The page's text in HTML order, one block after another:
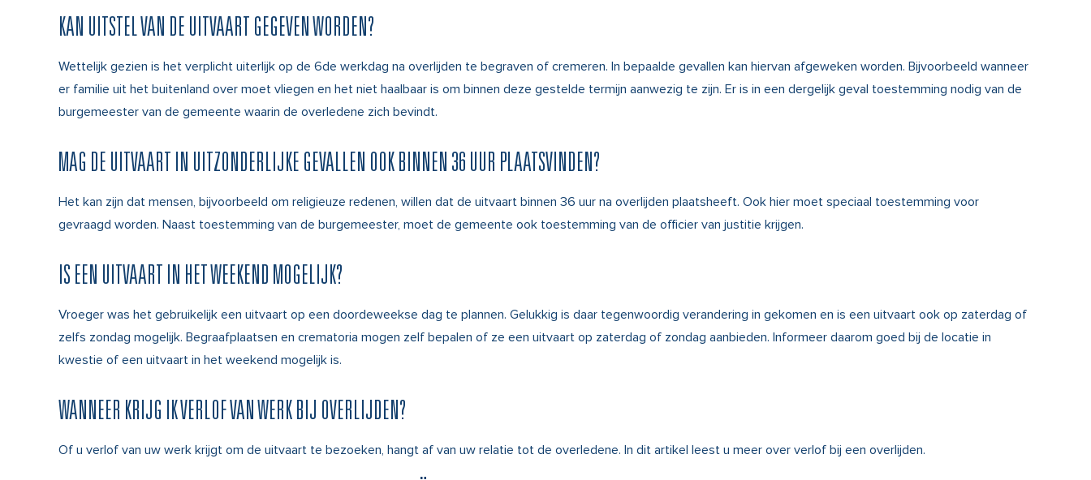
KAN UITSTEL VAN DE UITVAART GEGEVEN WORDEN?
Wettelijk gezien is het verplicht uiterlijk op de 6de werkdag na overlijden te begraven of cremeren. In bepaalde gevallen kan hiervan afgeweken worden. Bijvoorbeeld wanneer
er familie uit het buitenland over moet vliegen en het niet haalbaar is om binnen deze gestelde termijn aanwezig te zijn. Er is in een dergelijk geval toestemming nodig van de
burgemeester van de gemeente waarin de overledene zich bevindt.
MAG DE UITVAART IN UITZONDERLIJKE GEVALLEN OOK BINNEN 36 UUR PLAATSVINDEN?
Het kan zijn dat mensen, bijvoorbeeld om religieuze redenen, willen dat de uitvaart binnen 36 uur na overlijden plaatsheeft. Ook hier moet speciaal toestemming voor
gevraagd worden. Naast toestemming van de burgemeester, moet de gemeente ook toestemming van de officier van justitie krijgen.
IS EEN UITVAART IN HET WEEKEND MOGELIJK?
Vroeger was het gebruikelijk een uitvaart op een doordeweekse dag te plannen. Gelukkig is daar tegenwoordig verandering in gekomen en is een uitvaart ook op zaterdag of
zelfs zondag mogelijk. Begraafplaatsen en crematoria mogen zelf bepalen of ze een uitvaart op zaterdag of zondag aanbieden. Informeer daarom goed bij de locatie in
kwestie of een uitvaart in het weekend mogelijk is.
WANNEER KRIJG IK VERLOF VAN WERK BIJ OVERLIJDEN?
Of u verlof van uw werk krijgt om de uitvaart te bezoeken, hangt af van uw relatie tot de overledene. In dit artikel leest u meer over verlof bij een overlijden.